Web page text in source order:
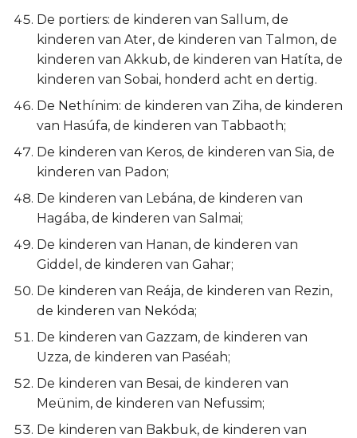
De portiers: de kinderen van Sallum, de
kinderen van Ater, de kinderen van Talmon, de
kinderen van Akkub, de kinderen van Hatíta, de
kinderen van Sobai, honderd acht en dertig.
De Nethínim: de kinderen van Ziha, de kinderen
van Hasúfa, de kinderen van Tabbaoth;
De kinderen van Keros, de kinderen van Sia, de
kinderen van Padon;
De kinderen van Lebána, de kinderen van
Hagába, de kinderen van Salmai;
De kinderen van Hanan, de kinderen van
Giddel, de kinderen van Gahar;
De kinderen van Reája, de kinderen van Rezin,
de kinderen van Nekóda;
De kinderen van Gazzam, de kinderen van
Uzza, de kinderen van Paséah;
De kinderen van Besai, de kinderen van
Meünim, de kinderen van Nefussim;
De kinderen van Bakbuk, de kinderen van